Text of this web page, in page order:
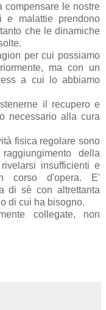
compensare le nostre
e malattie prendono
che le dinamiche
per cui possiamo
ma con un
a cui lo abbiamo
il recupero e
necessario alla cura
fisica regolare sono
della
insufficienti e
corso d'opera. E'
di sè con altrettanta
di cui ha bisogno.
collegate, non